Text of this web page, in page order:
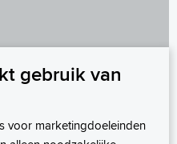
gebruik van
voor marketingdoeleinden